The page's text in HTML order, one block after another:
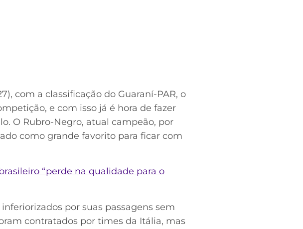
com a classificação do Guaraní-PAR, o
e com isso já é hora de fazer
O Rubro-Negro, atual campeão, por
como grande favorito para ficar com
“perde na qualidade para o
por suas passagens sem
contratados por times da Itália, mas